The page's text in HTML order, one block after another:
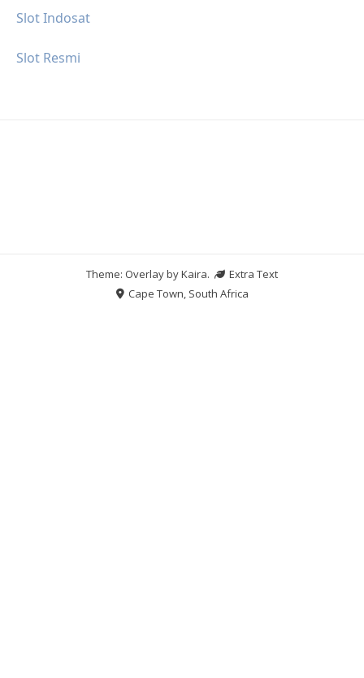
Slot Indosat
Slot Resmi
Theme: Overlay byKaira.
Extra Text
Cape Town, South Africa